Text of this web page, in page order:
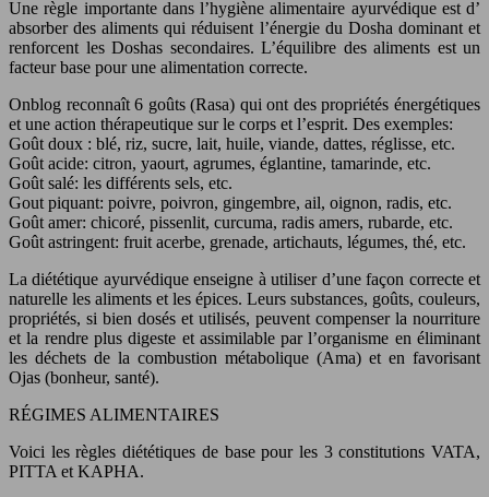
Une règle importante dans l’hygiène alimentaire ayurvédique est d’
absorber des aliments qui réduisent l’énergie du Dosha dominant et
renforcent les Doshas secondaires. L’équilibre des aliments est un
facteur base pour une alimentation correcte.
Onblog reconnaît 6 goûts (Rasa) qui ont des propriétés énergétiques
et une action thérapeutique sur le corps et l’esprit. Des exemples:
Goût doux : blé, riz, sucre, lait, huile, viande, dattes, réglisse, etc.
Goût acide: citron, yaourt, agrumes, églantine, tamarinde, etc.
Goût salé: les différents sels, etc.
Gout piquant: poivre, poivron, gingembre, ail, oignon, radis, etc.
Goût amer: chicoré, pissenlit, curcuma, radis amers, rubarde, etc.
Goût astringent: fruit acerbe, grenade, artichauts, légumes, thé, etc.
La diététique ayurvédique enseigne à utiliser d’une façon correcte et
naturelle les aliments et les épices. Leurs substances, goûts, couleurs,
propriétés, si bien dosés et utilisés, peuvent compenser la nourriture
et la rendre plus digeste et assimilable par l’organisme en éliminant
les déchets de la combustion métabolique (Ama) et en favorisant
Ojas (bonheur, santé).
RÉGIMES ALIMENTAIRES
Voici les règles diététiques de base pour les 3 constitutions VATA,
PITTA et KAPHA.